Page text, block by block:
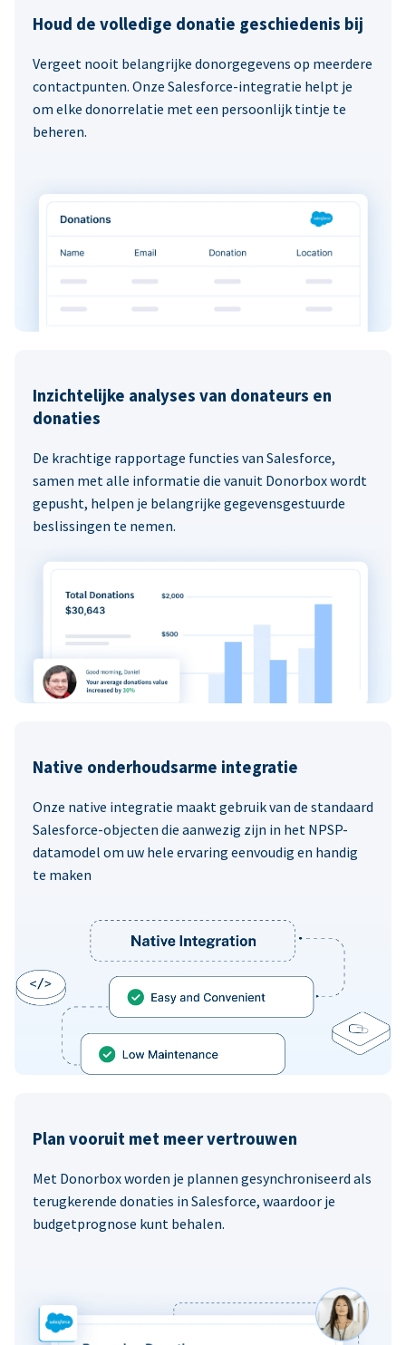
Houd de volledige donatie geschiedenis bij
Vergeet nooit belangrijke donorgegevens op meerdere
contactpunten. Onze Salesforce-integratie helpt je
om elke donorrelatie met een persoonlijk tintje te
beheren.
Inzichtelijke analyses van donateurs en
donaties
De krachtige rapportage functies van Salesforce,
samen met alle informatie die vanuit Donorbox wordt
gepusht, helpen je belangrijke gegevensgestuurde
beslissingen te nemen.
Native onderhoudsarme integratie
Onze native integratie maakt gebruik van de standaard
Salesforce-objecten die aanwezig zijn in het NPSP-
datamodel om uw hele ervaring eenvoudig en handig
te maken
Plan vooruit met meer vertrouwen
Met Donorbox worden je plannen gesynchroniseerd als
terugkerende donaties in Salesforce, waardoor je
budgetprognose kunt behalen.